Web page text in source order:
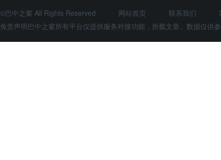
©巴中之窗 All Rights Reserved 网站首页 联系我们
免责声明巴中之窗所有平台仅提供服务对接功能，所载文章、数据仅